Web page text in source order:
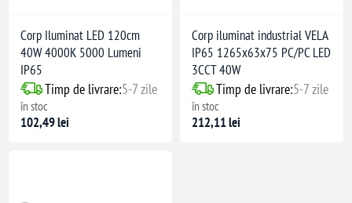
Corp Iluminat LED 120cm
40W 4000K 5000 Lumeni
IP65
Timp de livrare:5-7 zile
în stoc
102,49 lei
Corp iluminat industrial VELA
IP65 1265x63x75 PC/PC LED
3CCT 40W
Timp de livrare:5-7 zile
în stoc
212,11 lei